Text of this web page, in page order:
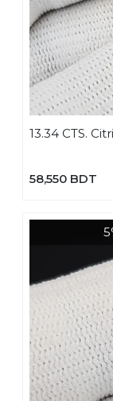
13.34 CTS.
58,550 BDT